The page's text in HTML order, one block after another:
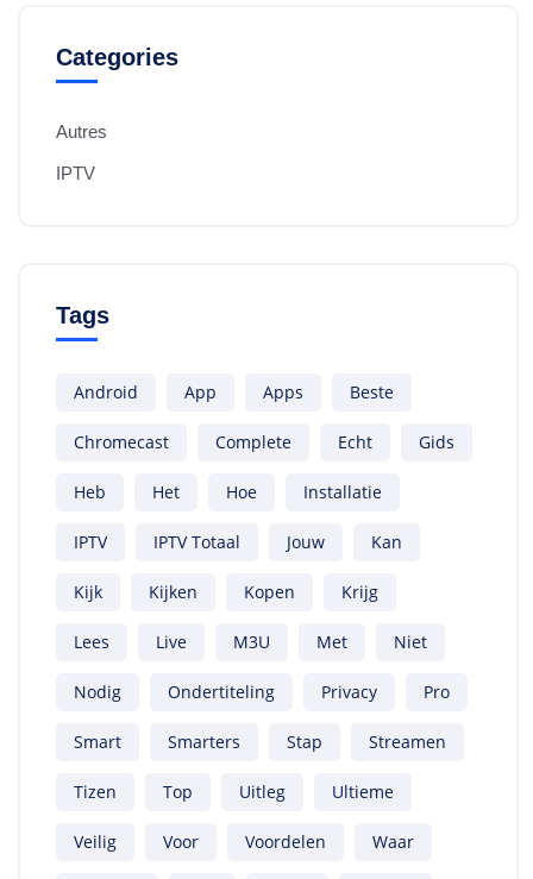
Categories
Autres
IPTV
Tags
Android App Apps Beste
Chromecast Complete Echt Gids
Heb Het Hoe Installatie
IPTV IPTV Totaal Jouw Kan
Kijk Kijken Kopen Krijg
Lees Live M3U Met Niet
Nodig Ondertiteling Privacy Pro
Smart Smarters Stap Streamen
Tizen Top Uitleg Ultieme
Veilig Voor Voordelen Waar